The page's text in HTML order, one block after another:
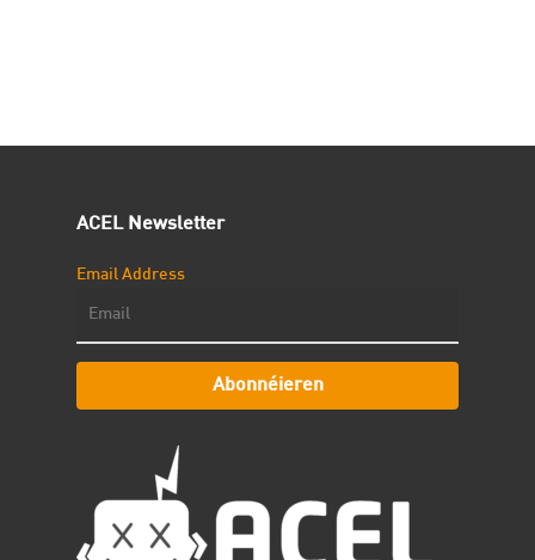
ACEL Newsletter
Email Address
Abonnéieren